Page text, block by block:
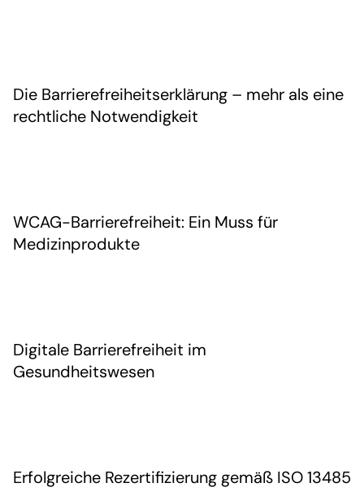
Die Barrierefreiheitserklärung – mehr als eine
rechtliche Notwendigkeit
WCAG-Barrierefreiheit: Ein Muss für
Medizinprodukte
Digitale Barrierefreiheit im
Gesundheitswesen
Erfolgreiche Rezertifizierung gemäß ISO 13485